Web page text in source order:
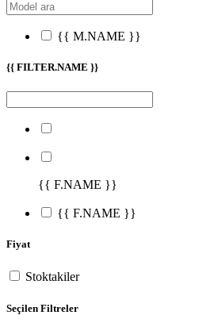
{{ M.NAME }}
{{ FILTER.NAME }}
{{ F.NAME }}
{{ F.NAME }}
Fiyat
Stoktakiler
Seçilen Filtreler